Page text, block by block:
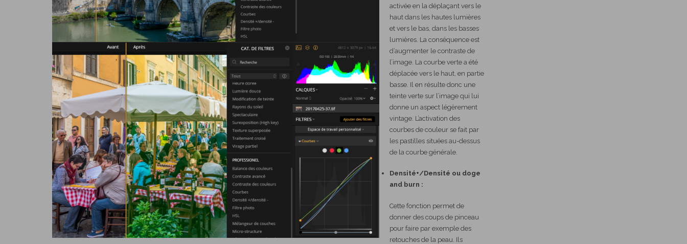
activée en la déplaçant vers le
haut dans les hautes lumières
et vers le bas, dans les basses
lumières. La conséquence est
d’augmenter le contraste de
l’image. La courbe verte a été
déplacée vers le haut, en partie
basse. Il en résulte donc une
teinte verte sur l’image qui lui
donne un aspect légèrement
vintage. L’activation des
courbes de couleur se fait par
les pastilles situées au-dessus
de la courbe générale.
Densité+/Densité ou doge
and burn :
Cette fonction permet de
donner des coups de pinceau
pour faire par exemple des
retouches de la peau. Ils